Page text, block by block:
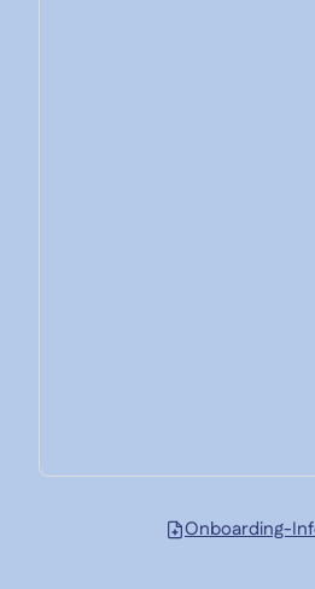
Onboarding-